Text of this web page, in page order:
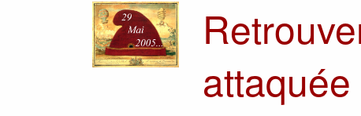
attaquée